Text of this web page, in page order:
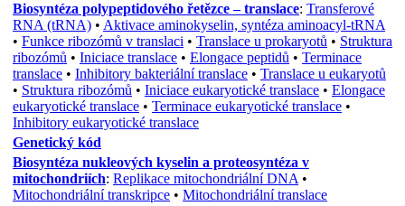
Biosyntéza polypeptidového řetězce – translace: Transferové
RNA (tRNA) • Aktivace aminokyselin, syntéza aminoacyl-tRNA
• Funkce ribozómů v translaci • Translace u prokaryotů • Struktura
ribozómů • Iniciace translace • Elongace peptidů • Terminace
translace • Inhibitory bakteriální translace • Translace u eukaryotů
• Struktura ribozómů • Iniciace eukaryotické translace • Elongace
eukaryotické translace • Terminace eukaryotické translace •
Inhibitory eukaryotické translace
Genetický kód
Biosyntéza nukleových kyselin a proteosyntéza v
mitochondriích: Replikace mitochondriální DNA •
Mitochondriální transkripce • Mitochondriální translace